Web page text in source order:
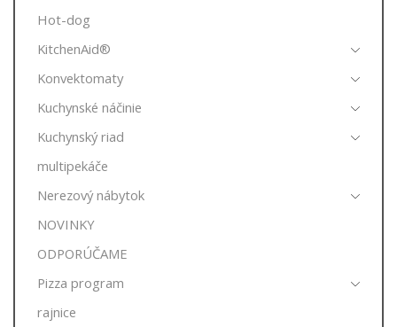
Hot-dog
KitchenAid®
Konvektomaty
Kuchynské náčinie
Kuchynský riad
multipekáče
Nerezový nábytok
NOVINKY
ODPORÚČAME
Pizza program
rajnice